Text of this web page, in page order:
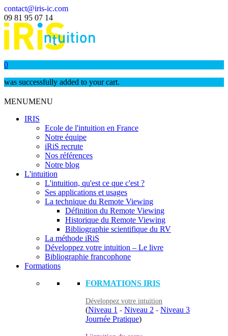
contact@iris-ic.com
09 81 95 07 14
0
was successfully added to your cart.
MENUMENU
IRIS
Ecole de l'intuition en France
Notre équipe
iRiS recrute
Nos références
Notre blog
L'intuition
L'intuition, qu'est ce que c'est ?
Ses applications et usages
La technique du Remote Viewing
Définition du Remote Viewing
Historique du Remote Viewing
Bibliographie scientifique du RV
La méthode iRiS
Développez votre intuition – Le livre
Bibliographie francophone
Formations
FORMATIONS IRIS
Développez votre intuition
(Niveau 1 - Niveau 2 - Niveau 3
Journée Pratique)